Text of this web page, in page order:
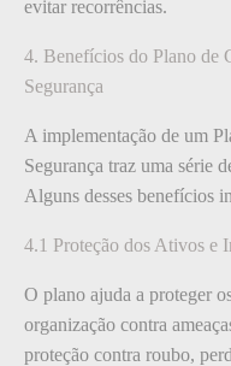
evitar recorrências.
4. Benefícios do Plano de
Segurança
A implementação de um
Segurança traz uma série
Alguns desses benefícios
4.1 Proteção dos Ativos e
O plano ajuda a proteger
organização contra
proteção contra roubo,